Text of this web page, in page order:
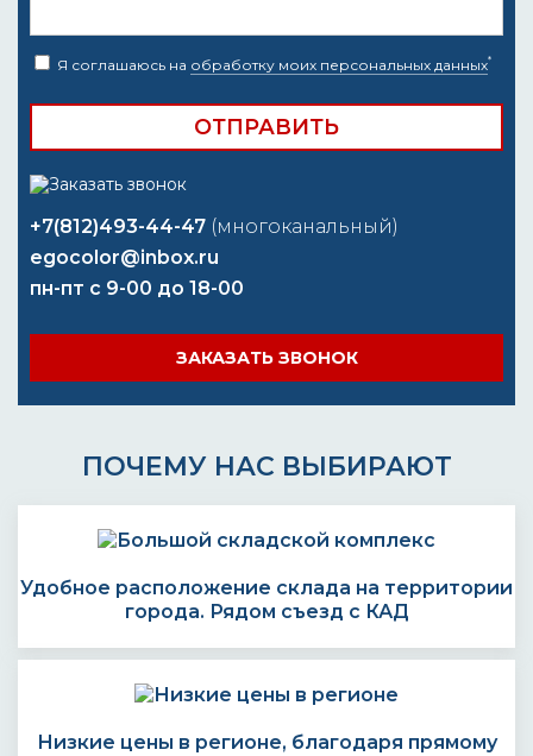
Я соглашаюсь на обработку моих персональных данных*
+7(812)493-44-47 (многоканальный)
egocolor@inbox.ru
пн-пт с 9-00 до 18-00
ЗАКАЗАТЬ ЗВОНОК
ПОЧЕМУ НАС ВЫБИРАЮТ
Удобное расположение склада на территории
города. Рядом съезд с КАД
Низкие цены в регионе, благодаря прямому